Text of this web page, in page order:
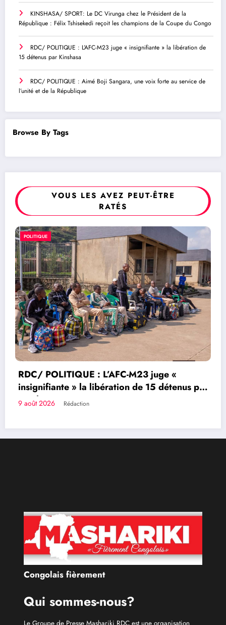
KINSHASA/ SPORT: Le DC Virunga chez le Président de la
République : Félix Tshisekedi reçoit les champions de la Coupe du Congo
RDC/ POLITIQUE : L’AFC-M23 juge « insignifiante » la libération de
15 détenus par Kinshasa
RDC/ POLITIQUE : Aimé Boji Sangara, une voix forte au service de
l’unité et de la République
Browse By Tags
VOUS LES AVEZ PEUT-ÊTRE
RATÉS
par
POLITIQUE
RDC/ POLITIQUE : Aimé Boji
voix forte au service de l’unité et